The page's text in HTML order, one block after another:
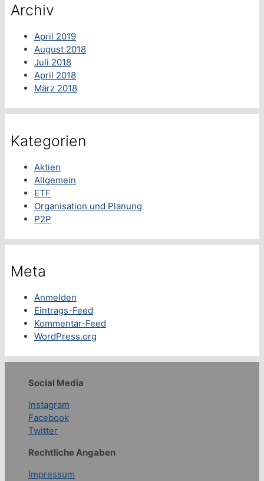
Archiv
April 2019
August 2018
Juli 2018
April 2018
März 2018
Kategorien
Aktien
Allgemein
ETF
Organisation und Planung
P2P
Meta
Anmelden
Eintrags-Feed
Kommentar-Feed
WordPress.org
Social Media
Instagram
Facebook
Twitter
Rechtliche Angaben
Impressum